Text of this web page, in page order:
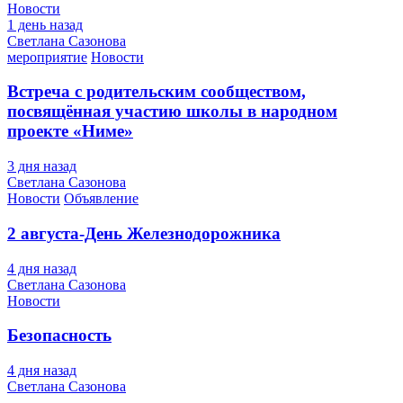
Новости
1 день назад
Светлана Сазонова
мероприятие Новости
Встреча с родительским сообществом,
посвящённая участию школы в народном
проекте «Ниме»
3 дня назад
Светлана Сазонова
Новости Объявление
2 августа-День Железнодорожника
4 дня назад
Светлана Сазонова
Новости
Безопасность
4 дня назад
Светлана Сазонова